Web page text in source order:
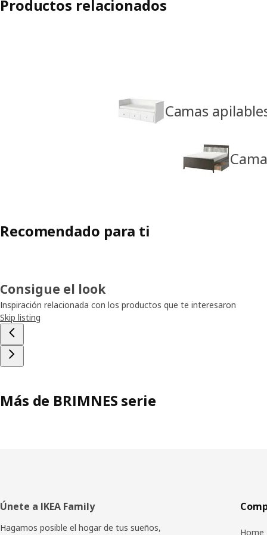
Productos relacionados
Camas
Recomendado para ti
Consigue el look
Inspiración relacionada con los productos que te interesaron
Skip listing
Más de BRIMNES serie
Pie
de
Únete a IKEA Family
Hagamos posible el hogar de tus sueños,
Home